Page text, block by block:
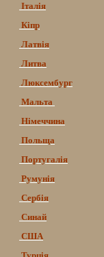
Італія
Кіпр
Латвія
Литва
Люксембург
Мальта
Німеччина
Польща
Португалія
Румунія
Сербія
Синай
США